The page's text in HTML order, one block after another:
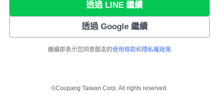
透過 LINE 繼續
透過 Google 繼續
繼續即表示您同意酷澎的使用條款和 隱私權政策
©Coupang Taiwan Corp. All rights reserved.